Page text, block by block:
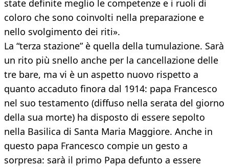
state definite meglio le competenze e i ruoli di
coloro che sono coinvolti nella preparazione e
nello svolgimento dei riti».
La “terza stazione” è quella della tumulazione. Sarà
un rito più snello anche per la cancellazione delle
tre bare, ma vi è un aspetto nuovo rispetto a
quanto accaduto finora dal 1914: papa Francesco
nel suo testamento (diffuso nella serata del giorno
della sua morte) ha disposto di essere sepolto
nella Basilica di Santa Maria Maggiore. Anche in
questo papa Francesco compie un gesto a
sorpresa: sarà il primo Papa defunto a essere